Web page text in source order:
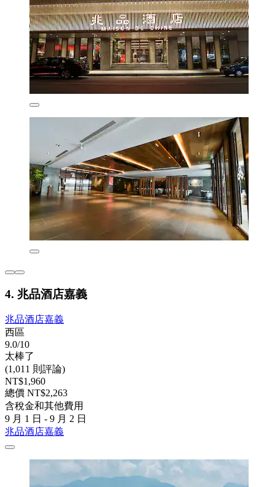
4. 兆品酒店嘉義
兆品酒店嘉義
西區
9.0/10
太棒了
(1,011 則評論)
NT$1,960
總價 NT$2,263
含稅金和其他費用
9 月 1 日 - 9 月 2 日
兆品酒店嘉義